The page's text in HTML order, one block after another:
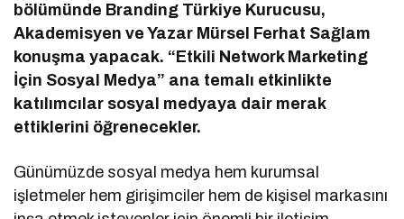
bölümünde Branding Türkiye Kurucusu,
Akademisyen ve Yazar Mürsel Ferhat Sağlam
konuşma yapacak. “Etkili Network Marketing
İçin Sosyal Medya” ana temalı etkinlikte
katılımcılar sosyal medyaya dair merak
ettiklerini öğrenecekler.
Günümüzde sosyal medya hem kurumsal
işletmeler hem girişimciler hem de kişisel markasını